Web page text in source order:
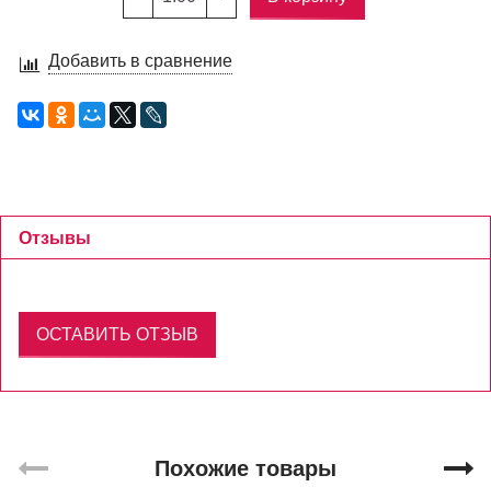
Добавить в сравнение
Отзывы
ОСТАВИТЬ ОТЗЫВ
Похожие товары